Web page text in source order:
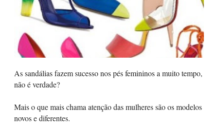
As sandálias fazem sucesso nos pés femininos a muito tempo,
não é verdade?
Mais o que mais chama atenção das mulheres são os modelos
novos e diferentes.